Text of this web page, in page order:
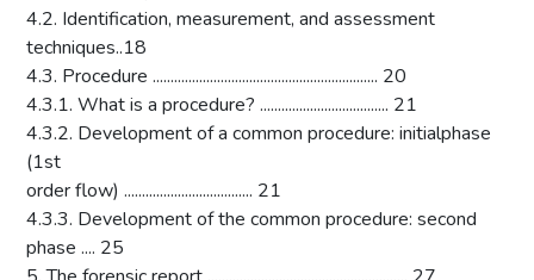
4.2. Identification, measurement, and assessment
techniques..18
4.3. Procedure ............................................................... 20
4.3.1. What is a procedure? .................................... 21
4.3.2. Development of a common procedure: initialphase
(1st
order flow) .................................... 21
4.3.3. Development of the common procedure: second
phase .... 25